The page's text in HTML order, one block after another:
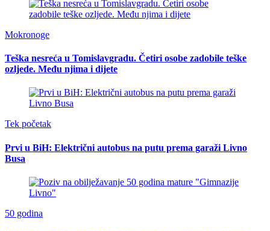
Mokronoge
Teška nesreća u Tomislavgradu. Četiri osobe zadobile teške
ozljede. Među njima i dijete
Tek početak
Prvi u BiH: Električni autobus na putu prema garaži Livno
Busa
50 godina